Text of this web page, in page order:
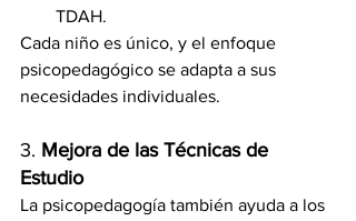
TDAH.
Cada niño es único, y el enfoque
psicopedagógico se adapta a sus
necesidades individuales.
3. Mejora de las Técnicas de
Estudio
La psicopedagogía también ayuda a los